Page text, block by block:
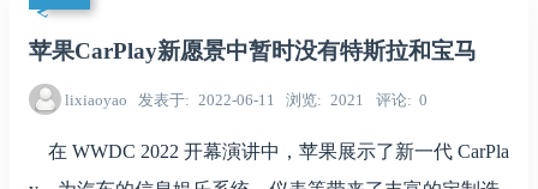
苹果CarPlay新愿景中暂时没有特斯拉和宝马
lixiaoyao 发表于 2022-06-11 浏览 2021 评论 0
在 WWDC 2022 开幕演讲中，苹果展示了新一代 CarPla